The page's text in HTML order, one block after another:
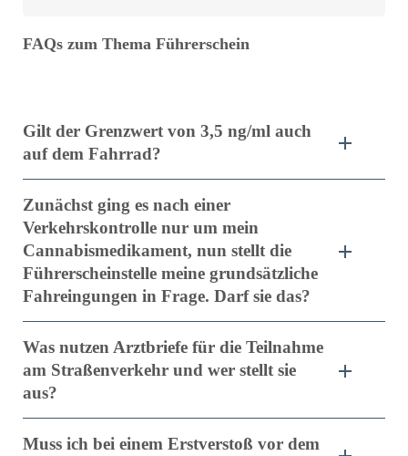
FAQs zum Thema Führerschein
Gilt der Grenzwert von 3,5 ng/ml auch
auf dem Fahrrad?
Zunächst ging es nach einer
Verkehrskontrolle nur um mein
Cannabismedikament, nun stellt die
Führerscheinstelle meine grundsätzliche
Fahreingungen in Frage. Darf sie das?
Was nutzen Arztbriefe für die Teilnahme
am Straßenverkehr und wer stellt sie
aus?
Muss ich bei einem Erstverstoß vor dem